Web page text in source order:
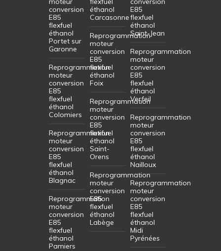
conversion
E85
flexfuel
éthanol
Portet sur
Garonne
Reprogrammation
moteur
conversion
E85
flexfuel
éthanol
Colomiers
Reprogrammation
moteur
conversion
E85
flexfuel
éthanol
Blagnac
Reprogrammation
moteur
conversion
E85
flexfuel
éthanol
Pamiers
éthanol
Carcasonne
Reprogrammation
moteur
conversion
E85
flexfuel
éthanol
Foix
Reprogrammation
moteur
conversion
E85
flexfuel
éthanol
Saint-
Orens
Reprogrammation
moteur
conversion
E85
flexfuel
éthanol
Labège
E85
flexfuel
éthanol
Saint-Jean
Reprogrammation
moteur
conversion
E85
flexfuel
éthanol
Verfeil
Reprogrammation
moteur
conversion
E85
flexfuel
éthanol
Nailloux
Reprogrammation
moteur
conversion
E85
flexfuel
éthanol
Midi
Pyrénées